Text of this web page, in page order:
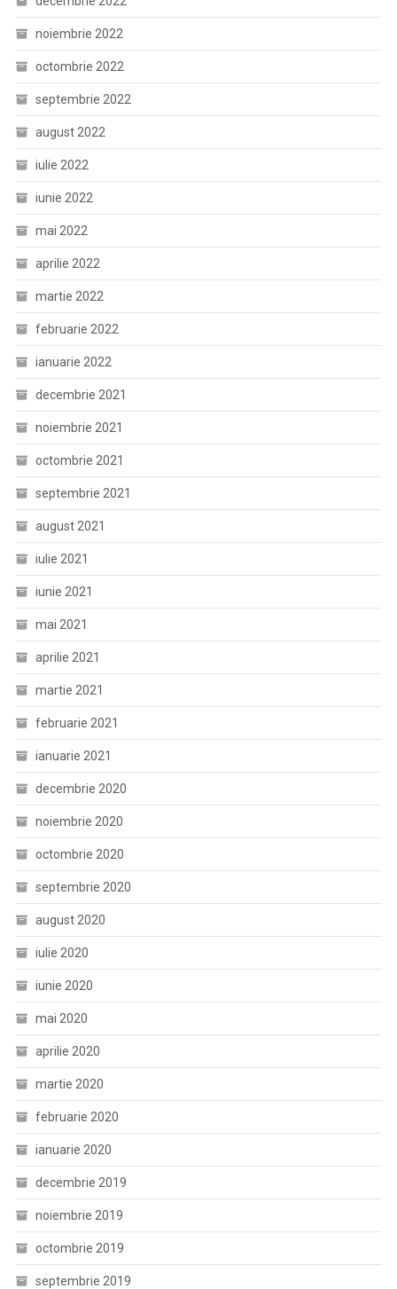
noiembrie 2022
octombrie 2022
septembrie 2022
august 2022
iulie 2022
iunie 2022
mai 2022
aprilie 2022
martie 2022
februarie 2022
ianuarie 2022
decembrie 2021
noiembrie 2021
octombrie 2021
septembrie 2021
august 2021
iulie 2021
iunie 2021
mai 2021
aprilie 2021
martie 2021
februarie 2021
ianuarie 2021
decembrie 2020
noiembrie 2020
octombrie 2020
septembrie 2020
august 2020
iulie 2020
iunie 2020
mai 2020
aprilie 2020
martie 2020
februarie 2020
ianuarie 2020
decembrie 2019
noiembrie 2019
octombrie 2019
septembrie 2019